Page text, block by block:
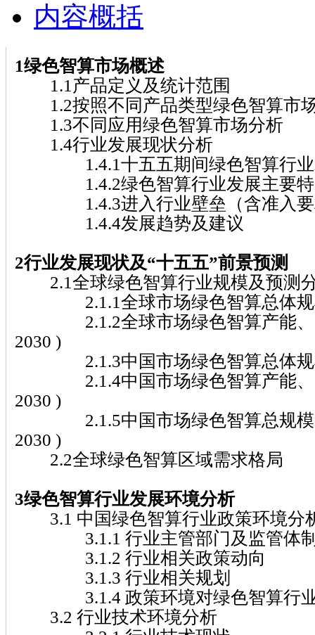
内容概括
1绿色智算市场概述
1.1产品定义及统计范围
1.2按照不同产品类型绿色智算市
1.3不同应用绿色智算市场分析
1.4行业发展现状分析
1.4.1十五五期间绿色智算行业
1.4.2绿色智算行业发展主要特
1.4.3进入行业壁垒（含准入要
1.4.4发展趋势及建议
2行业发展现状及“十五五”前景预测
2.1全球绿色智算行业规模及预测
2.1.1全球市场绿色智算总体规
2.1.2全球市场绿色智算产能、
2030 )
2.1.3中国市场绿色智算总体规
2.1.4中国市场绿色智算产能、
2030 )
2.1.5中国市场绿色智算总规模
2030 )
2.2全球绿色智算区域需求格局
3绿色智算行业发展环境分析
3.1 中国绿色智算行业政策环境分
3.1.1 行业主管部门及监管体
3.1.2 行业相关政策动向
3.1.3 行业相关规划
3.1.4 政策环境对绿色智算行业
3.2 行业技术环境分析